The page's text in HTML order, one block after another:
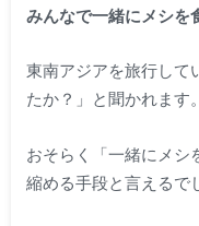
みんなで一緒にメシを
東南アジアを旅行して
たか？」と聞かれます。
おそらく「一緒にメシ
縮める手段と言えるで